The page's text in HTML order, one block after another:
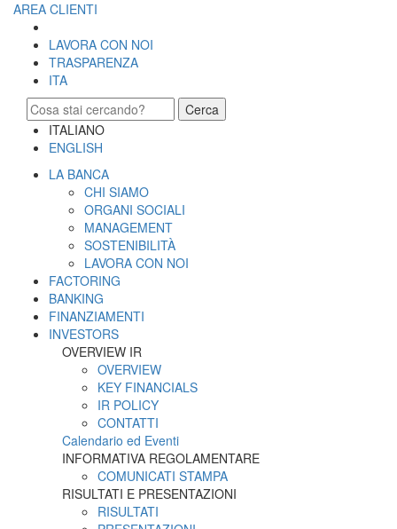
AREA CLIENTI
LAVORA CON NOI
TRASPARENZA
ITA
Cerca
ITALIANO
ENGLISH
LA BANCA
CHI SIAMO
ORGANI SOCIALI
MANAGEMENT
SOSTENIBILITÀ
LAVORA CON NOI
FACTORING
BANKING
FINANZIAMENTI
INVESTORS
OVERVIEW IR
OVERVIEW
KEY FINANCIALS
IR POLICY
CONTATTI
Calendario ed Eventi
INFORMATIVA REGOLAMENTARE
COMUNICATI STAMPA
RISULTATI E PRESENTAZIONI
RISULTATI